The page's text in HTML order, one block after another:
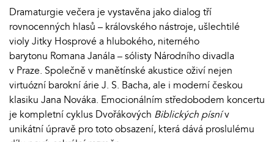
Dramaturgie večera je vystavěna jako dialog tří
rovnocenných hlasů – královského nástroje, ušlechtilé
violy Jitky Hosprové a hlubokého, niterného
barytonu Romana Janála – sólisty Národního divadla
v Praze. Společně v manětínské akustice oživí nejen
virtuózní barokní árie J. S. Bacha, ale i moderní českou
klasiku Jana Nováka. Emocionálním středobodem koncertu
je kompletní cyklus Dvořákových Biblických písnív
unikátní úpravě pro toto obsazení, která dává proslulému